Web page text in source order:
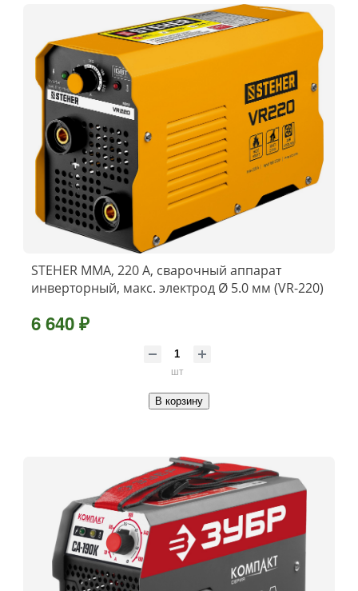
STEHER ММА, 220 А, сварочный аппарат
инверторный, макс. электрод Ø 5.0 мм (VR-220)
6 640 ₽
шт
В корзину